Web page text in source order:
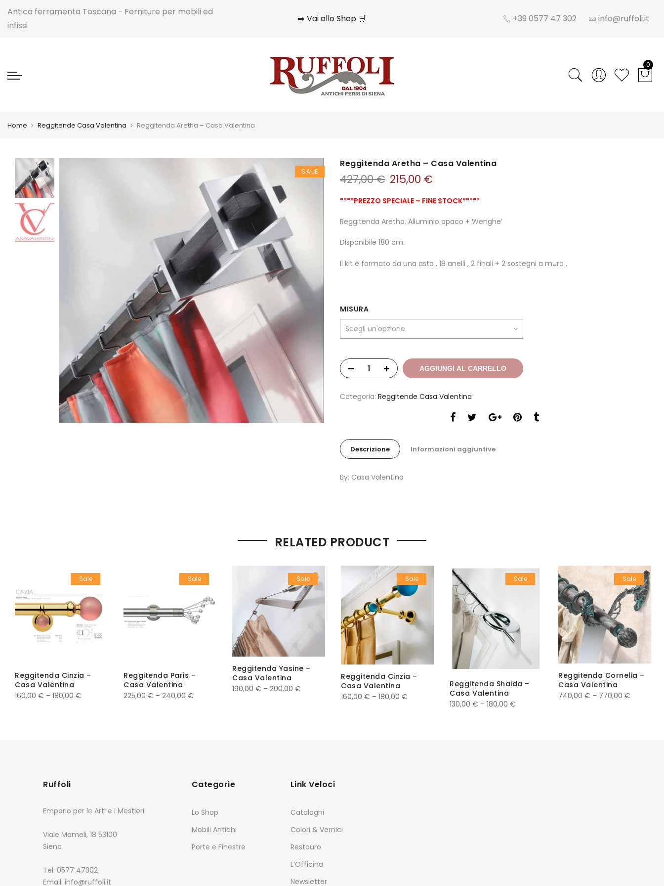
Antica ferramenta Toscana - Forniture per mobili ed
infissi
➡️ Vai allo Shop 🛒 +39 0577 47 302 info@ruffoli.it
0
Home Reggitende Casa Valentina Reggitenda Aretha – Casa Valentina
SALE
Reggitenda Aretha – Casa Valentina
427,00€ 215,00 €
****PREZZO SPECIALE – FINE STOCK*****
Reggitenda Aretha. Alluminio opaco + Wenghe’
Disponibile 180 cm.
Il kit è formato da una asta , 18 anelli , 2 finali + 2 sostegni a muro .
MISURA
AGGIUNGI AL CARRELLO
Categoria: Reggitende Casa Valentina
Descrizione Informazioni aggiuntive
By: Casa Valentina
RELATED PRODUCT
Sale
Reggitenda Cinzia –
Casa Valentina
160,00 € – 180,00 €
Sale
Reggitenda Paris –
Casa Valentina
225,00 € – 240,00 €
Sale
Reggitenda Yasine –
Casa Valentina
190,00 € – 200,00 €
Sale
Reggitenda Cinzia –
Casa Valentina
160,00 € – 180,00 €
Sale
Reggitenda Shaida –
Casa Valentina
130,00 € – 180,00 €
Sale
Reggitenda Cornelia –
Casa Valentina
740,00 € – 770,00 €
Ruffoli
Emporio per le Arti e i Mestieri
Viale Mameli, 18 53100
Siena
Tel: 0577 47302
Email: info@ruffoli.it
Categorie
Lo Shop
Mobili Antichi
Porte e Finestre
Link Veloci
Cataloghi
Colori & Vernici
Restauro
L’Officina
Newsletter